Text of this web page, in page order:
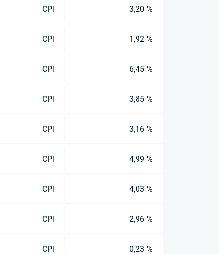
CPI 3,20 %
CPI 1,92 %
CPI 6,45 %
CPI 3,85 %
CPI 3,16 %
CPI 4,99 %
CPI 4,03 %
CPI 2,96 %
CPI 0,23 %